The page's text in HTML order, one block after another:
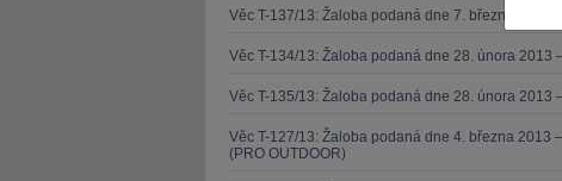
Věc T-137/13: Žaloba podaná dne 7. března 2013
Věc T-134/13: Žaloba podaná dne 28. února 2013
Věc T-135/13: Žaloba podaná dne 28. února
Věc T-127/13: Žaloba podaná dne 4. března
(PRO OUTDOOR)
JUDr. Tomáš Nielsen
JUDr. Tomáš